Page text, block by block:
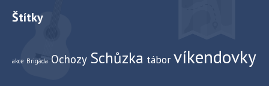
Štítky
akce Brigáda Ochozy Schůzka tábor víkendovky